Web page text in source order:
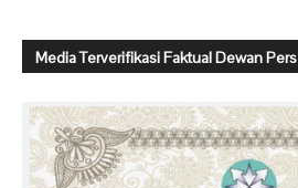
Media Terverifikasi Faktual Dewan Pers